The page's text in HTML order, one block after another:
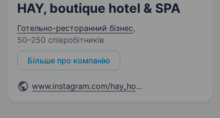
HAY, boutique hotel & SPA
Готельно-ресторанний бізнес,
50–250 співробітників
Більше про компанію
www.instagram.com/hay_hotel/